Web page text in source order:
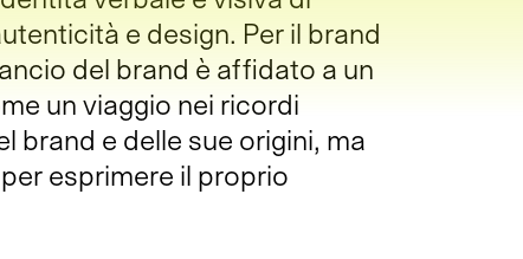
e design. Per il brand
del brand è affidato a un
un viaggio nei ricordi
brand e delle sue origini, ma
esprimere il proprio